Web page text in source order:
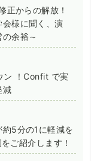
正からの解放！
様に聞く、演
余裕～
ン ！Confit で実
減
約5分の1に軽減を
ご紹介します！